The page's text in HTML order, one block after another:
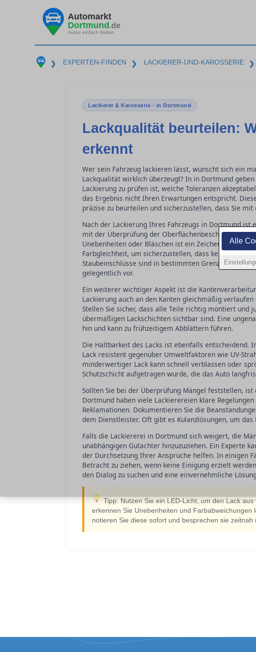
Alle
Automarkt
Dortmund.de
Autos einfach finden
❯ EXPERTEN-FINDEN ❯ LACKIERER-UND-KAROSSERIE ❯
Lackierer & Karosserie · in Dortmund
Lackqualität beurteilen:
erkennt
Wer sein Fahrzeug lackieren lässt, wünscht sich ein
Lackqualität wirklich überzeugt? In in Dortmund
Lackierung zu prüfen ist, welche Toleranzen
das Ergebnis nicht Ihren Erwartungen entspricht.
präzise zu beurteilen und sicherzustellen, dass Sie
Nach der Lackierung Ihres Fahrzeugs in Dortmund
mit der Überprüfung der Oberflächenbeschaffenheit:
Unebenheiten oder Bläschen ist ein Zeichen für
Farbgleichheit, um sicherzustellen, dass keine
Staubeinschlüsse sind in bestimmten Grenzen
gelegentlich vor.
Ein weiterer wichtiger Aspekt ist die
Lackierung auch an den Kanten gleichmäßig
Stellen Sie sicher, dass alle Teile richtig montiert und
übermäßigen Lackschichten sichtbar sind. Eine
hin und kann zu frühzeitigem Abblättern führen.
Die Haltbarkeit des Lacks ist ebenfalls entscheidend.
Lack resistent gegenüber Umweltfaktoren wie UV-
minderwertiger Lack kann schnell verblassen oder
Schutzschicht aufgetragen wurde, die das Auto
Sollten Sie bei der Überprüfung Mängel feststellen,
Dortmund haben viele Lackierereien klare
Reklamationen. Dokumentieren Sie die
dem Dienstleister. Oft gibt es Kulanzlösungen, um
Falls die Lackiererei in Dortmund sich weigert, die
unabhängigen Gutachter hinzuzuziehen. Ein Experte
der Durchsetzung Ihrer Ansprüche helfen. In einigen
Betracht zu ziehen, wenn keine Einigung erzielt
den Dialog zu suchen und eine einvernehmliche
Tipp: Nutzen Sie ein LED-Licht, um den Lack
erkennen Sie Unebenheiten und
notieren Sie diese sofort und besprechen sie